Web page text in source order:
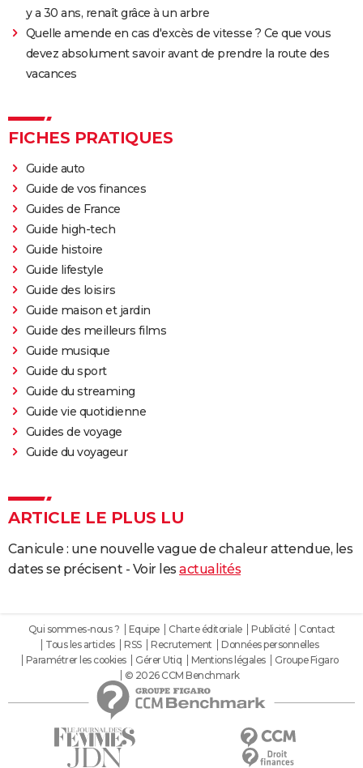
y a 30 ans, renaît grâce à un arbre
Quelle amende en cas d'excès de vitesse ? Ce que vous
devez absolument savoir avant de prendre la route des
vacances
FICHES PRATIQUES
Guide auto
Guide de vos finances
Guides de France
Guide high-tech
Guide histoire
Guide lifestyle
Guide des loisirs
Guide maison et jardin
Guide des meilleurs films
Guide musique
Guide du sport
Guide du streaming
Guide vie quotidienne
Guides de voyage
Guide du voyageur
ARTICLE LE PLUS LU
Canicule : une nouvelle vague de chaleur attendue, les
dates se précisent - Voir les actualités
Qui sommes-nous ? Equipe Charte éditoriale Publicité
Contact
Tous les articles
RSS Recrutement
Données personnelles
Paramétrer les cookies
Gérer Utiq Mentions légales
Groupe Figaro
© 2026 CCM Benchmark